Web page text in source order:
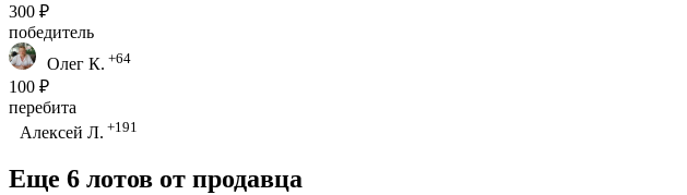
300 ₽
победитель
Олег К. +64
100 ₽
перебита
Алексей Л. +191
Еще 6 лотов от продавца